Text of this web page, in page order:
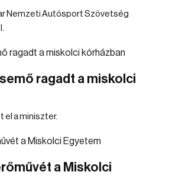
Nemzeti Autósport Szövetség
ragadt a miskolci
el a miniszter.
a Miskolci